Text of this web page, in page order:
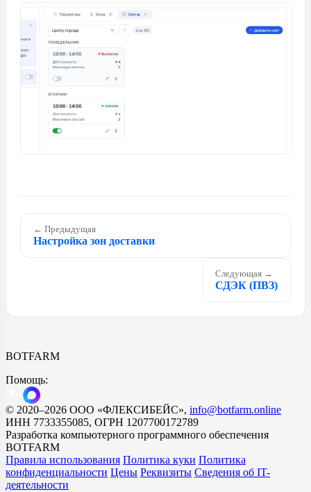
← Предыдущая
Настройка зон доставки
Следующая →
СДЭК (ПВЗ)
BOTFARM
Помощь:
© 2020–2026 ООО «ФЛЕКСИБЕЙС», info@botfarm.online
ИНН 7733355085, ОГРН 1207700172789
Разработка компьютерного программного обеспечения
BOTFARM
Правила использования Политика куки Политика
конфиденциальности Цены Реквизиты Сведения об IT-
деятельности